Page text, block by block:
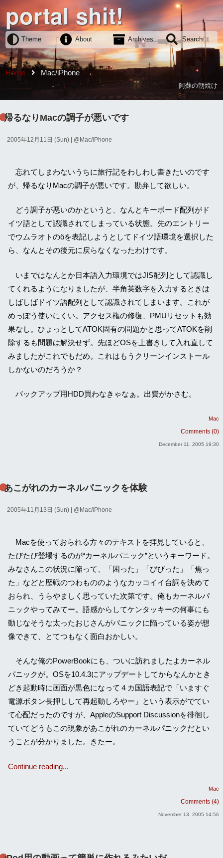
portal shit!
Theme About Archives Search
Home Mac/iPhone
阿蘇の朝焼け
帰るなりMacの調子が悪いです
2005年12月11日 (Sun) | @ Mac/iPhone
忘れてしまわないうちに旅行記をわしわし書きたいのです
が、帰るなりMacの調子が悪いです。勘弁して欲しい。
どう調子が悪いのかというと、なんとキーボード配列がド
イツ語として認識されてしまっている状態。先のエントリー
でウムラオトのöを表記しようとしてドイツ語環境を選択した
ら、なんとその後元に戻らなくなったわけです。
いまではなんとか日本語入力環境ではJIS配列として認識し
てくれるようになりましたが、半角英数字を入力するときは
しばしばドイツ語配列として認識されてしまいます。これが
めっぽう使いにくい。アクセス権の修復、PMUリセットも効
果なし。ひょっとしてATOK固有の問題かと思ってATOKを削
除するも問題は解決せず。先ほどOSを上書きして入れ直して
みましたがこれでもだめ。これはもうクリーンインストール
しかないのだろうか？
バックアップ用HDD買わなきゃなぁ。出費がかさむ。
Mac
Comments (0)
December 11, 2005 19:30
あこがれのカーネルパニックを体験
2005年11月13日 (Sun) | @ Mac/iPhone
Macを使っておられる方々のテキストを拝見していると、
たびたび登場するのが“カーネルパニック”というキーワード。
みなさんこの状況に陥って、「困った」「びびった」「焦っ
た」などと歴戦のつわもののようなカッコイイ台詞を決めて
おられ、うらやましく思っていた次第です。俺もカーネルパ
ニックやってみてー。語感からしてケンタッキーの何事にも
動じなそうな太ったおじさんがパニックに陥っている姿が想
像できて、とてつもなく面白おかしい。
そんな俺のPowerBookにも、ついに訪れましたよカーネル
パニックが。OSを10.4.3にアップデートしてからなんかとき
どき起動時に画面が黒色になって４カ国語表記で「いますぐ
電源ボタン長押しして再起動しろやー」という表示がでてい
て心配だったのですが、AppleのSupport Discussionを徘徊し
ていてどうもこの現象があこがれのカーネルパニックだとい
うことが分かりました。きたー。
Continue reading...
Mac
Comments (4)
November 13, 2005 14:56